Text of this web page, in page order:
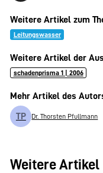
Weitere Artikel zum
Leitungswasser
Weitere Artikel der
schadenprisma 1 | 2006
Mehr Artikel des
TP Dr. Thorsten Pfullmann
Weitere Artikel